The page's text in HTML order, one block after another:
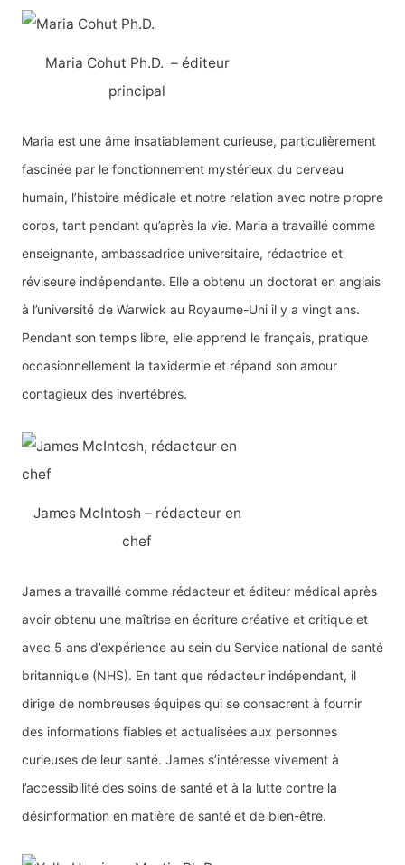
c
h
e
r
:
Maria Cohut Ph.D. – éditeur
principal
Maria est une âme insatiablement curieuse, particulièrement
fascinée par le fonctionnement mystérieux du cerveau
humain, l’histoire médicale et notre relation avec notre propre
corps, tant pendant qu’après la vie. Maria a travaillé comme
enseignante, ambassadrice universitaire, rédactrice et
réviseure indépendante. Elle a obtenu un doctorat en anglais
à l’université de Warwick au Royaume-Uni il y a vingt ans.
Pendant son temps libre, elle apprend le français, pratique
occasionnellement la taxidermie et répand son amour
contagieux des invertébrés.
James McIntosh – rédacteur en
chef
James a travaillé comme rédacteur et éditeur médical après
avoir obtenu une maîtrise en écriture créative et critique et
avec 5 ans d’expérience au sein du Service national de santé
britannique (NHS). En tant que rédacteur indépendant, il
dirige de nombreuses équipes qui se consacrent à fournir
des informations fiables et actualisées aux personnes
curieuses de leur santé. James s’intéresse vivement à
l’accessibilité des soins de santé et à la lutte contre la
désinformation en matière de santé et de bien-être.